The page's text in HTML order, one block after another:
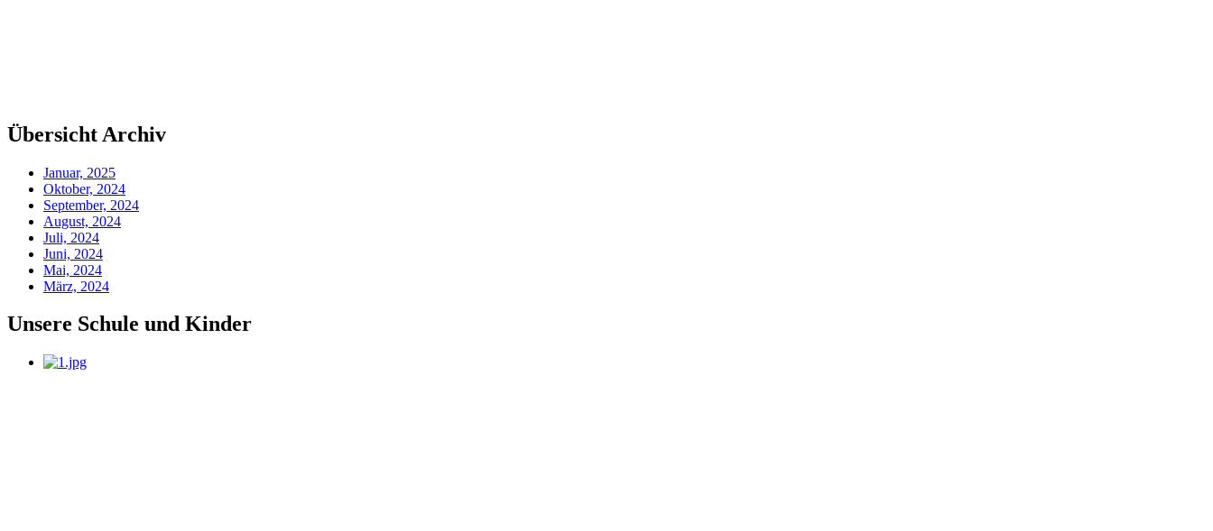
Übersicht Archiv
Januar, 2025
Oktober, 2024
September, 2024
August, 2024
Juli, 2024
Juni, 2024
Mai, 2024
März, 2024
Unsere Schule und Kinder